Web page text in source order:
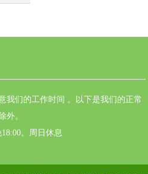
我们的工作时间 。以下是我们的正常
外。
。周日休息